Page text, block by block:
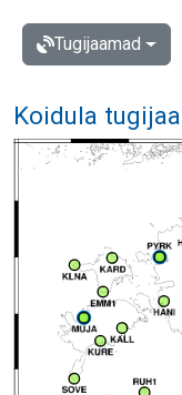
Tugijaamad
Koidula